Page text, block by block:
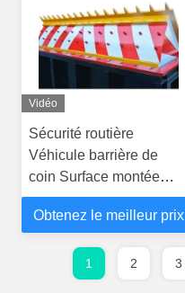
Vidéo
Sécurité routière
Véhicule barrière de
coin Surface montée
Blocage routier 3M-6M
Rated Crash
Obtenez le meilleur prix
1 2 3